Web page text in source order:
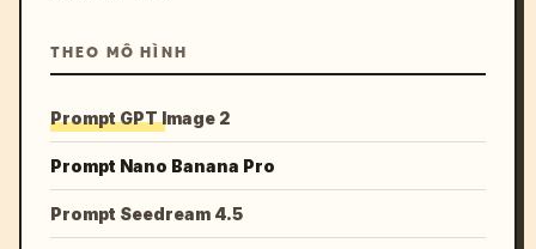
THEO MÔ HÌNH
Prompt GPT Image 2
Prompt Nano Banana Pro
Prompt Seedream 4.5